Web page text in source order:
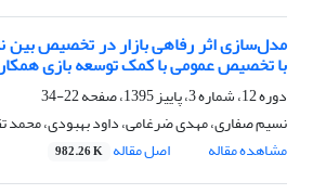
مدل‌سازی اثر رفاهی بازار در تخصیص بین
با تخصیص عمومی با کمک توسعه بازی
دوره 12، شماره 3، پاییز 1395، صفحه
22-34
نسیم صفاری، مهدی ضرغامی، داود بهبودی، محمد
مشاهده مقاله
اصل مقاله 982.26 K